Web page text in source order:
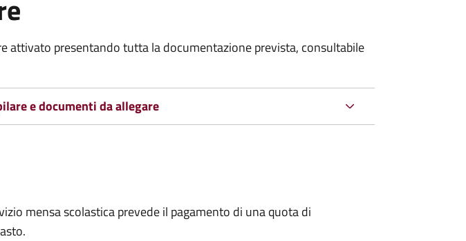
attivato presentando tutta la documentazione prevista, consultabile
e documenti da allegare
mensa scolastica prevede il pagamento di una quota di